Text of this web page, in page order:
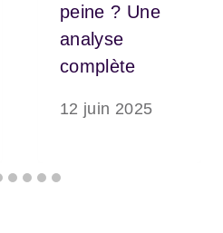
peine ? Une
analyse
complète
12 juin 2025